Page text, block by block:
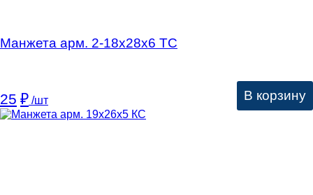
Манжета арм. 2-18х28х6 ТС
25 ₽ /шт В корзину